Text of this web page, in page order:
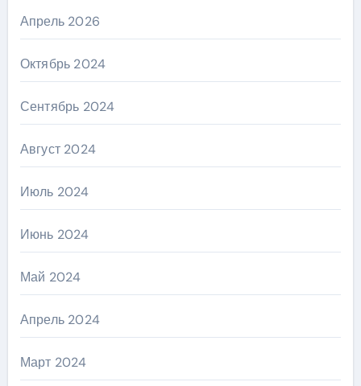
Апрель 2026
Октябрь 2024
Сентябрь 2024
Август 2024
Июль 2024
Июнь 2024
Май 2024
Апрель 2024
Март 2024